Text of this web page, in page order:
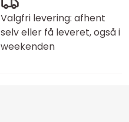
Valgfri levering: afhent
selv eller få leveret, også i
weekenden